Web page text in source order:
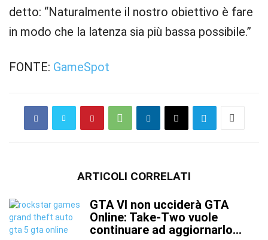
detto: “Naturalmente il nostro obiettivo è fare
in modo che la latenza sia più bassa possibile.”
FONTE: GameSpot
ARTICOLI CORRELATI
GTA VI non ucciderà GTA
Online: Take-Two vuole
continuare ad aggiornarlo...